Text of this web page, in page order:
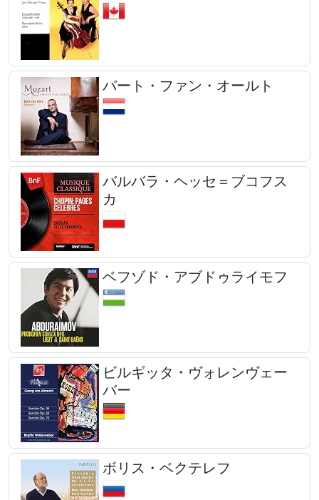
バート・ファン・オールト
バルバラ・ヘッセ＝ブコフス
カ
ベフゾド・アブドゥライモフ
ビルギッタ・ヴォレンヴェー
バー
ボリス・ベクテレフ